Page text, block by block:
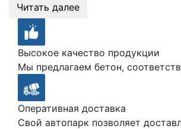
Читать далее
Высокое качество продукции
Мы предлагаем бетон,
Оперативная доставка
Свой автопарк позволяет